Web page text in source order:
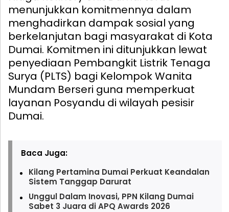
menunjukkan komitmennya dalam
menghadirkan dampak sosial yang
berkelanjutan bagi masyarakat di Kota
Dumai. Komitmen ini ditunjukkan lewat
penyediaan Pembangkit Listrik Tenaga
Surya (PLTS) bagi Kelompok Wanita
Mundam Berseri guna memperkuat
layanan Posyandu di wilayah pesisir
Dumai.
Baca Juga:
Kilang Pertamina Dumai Perkuat Keandalan
Sistem Tanggap Darurat
Unggul Dalam Inovasi, PPN Kilang Dumai
Sabet 3 Juara di APQ Awards 2026